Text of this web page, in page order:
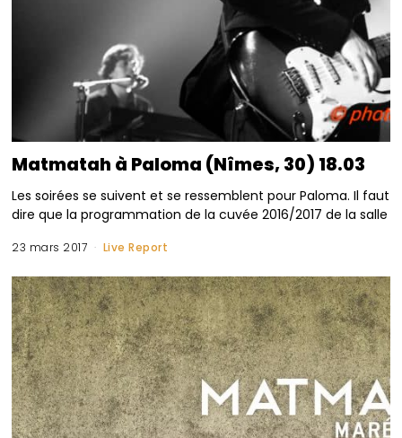
Matmatah à Paloma (Nîmes, 30) 18.03
Les soirées se suivent et se ressemblent pour Paloma. Il faut
dire que la programmation de la cuvée 2016/2017 de la salle
23 mars 2017 Live Report